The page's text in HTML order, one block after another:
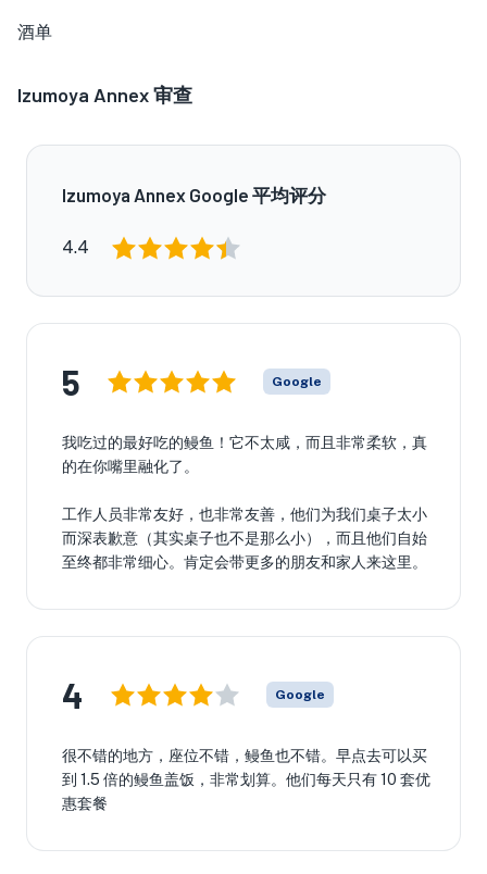
酒单
Izumoya Annex审查
Izumoya Annex Google 平均评分
4.4
5 Google
我吃过的最好吃的鳗鱼！它不太咸，而且非常柔软，真
的在你嘴里融化了。
工作人员非常友好，也非常友善，他们为我们桌子太小
而深表歉意（其实桌子也不是那么小），而且他们自始
至终都非常细心。肯定会带更多的朋友和家人来这里。
4 Google
很不错的地方，座位不错，鳗鱼也不错。早点去可以买
到 1.5 倍的鳗鱼盖饭，非常划算。他们每天只有 10 套优
惠套餐